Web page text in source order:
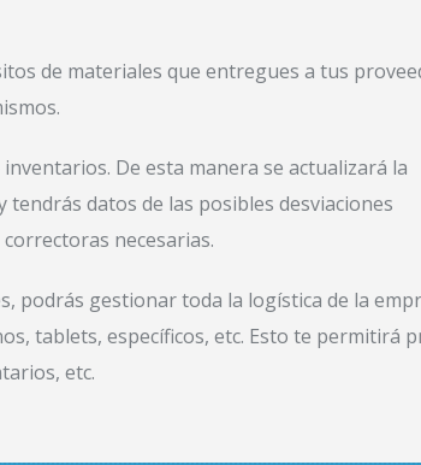
de materiales que entregues a tus
De esta manera se actualizará la
datos de las posibles desviaciones
necesarias.
podrás gestionar toda la logística de la
tablets, específicos, etc. Esto te permitirá
etc.